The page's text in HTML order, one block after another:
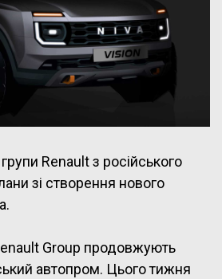
Renault з російського
зі створення нового
Group продовжують
автопром. Цього тижня